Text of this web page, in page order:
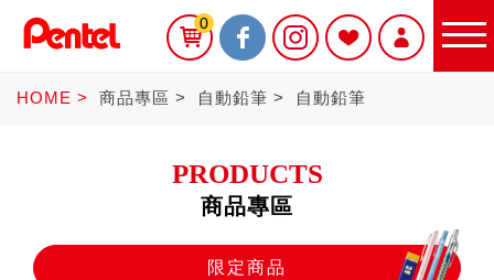
限定商品
0
HOME 商品專區 自動鉛筆 自動鉛筆
PRODUCTS
商品專區
限定商品